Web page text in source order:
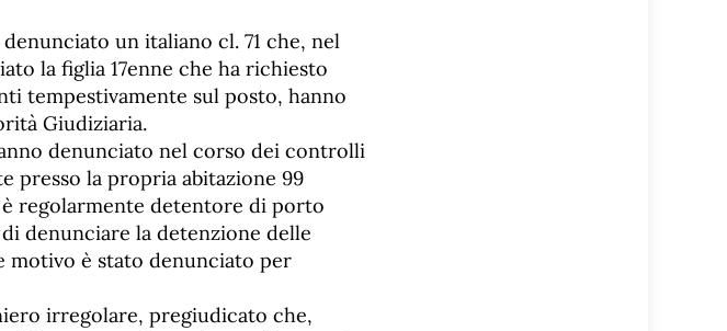
un italiano cl. 71 che, nel
la figlia 17enne che ha richiesto
tempestivamente sul posto, hanno
Giudiziaria.
denunciato nel corso dei controlli
presso la propria abitazione 99
è regolarmente detentore di porto
denunciare la detenzione delle
motivo è stato denunciato per
irregolare, pregiudicato che,